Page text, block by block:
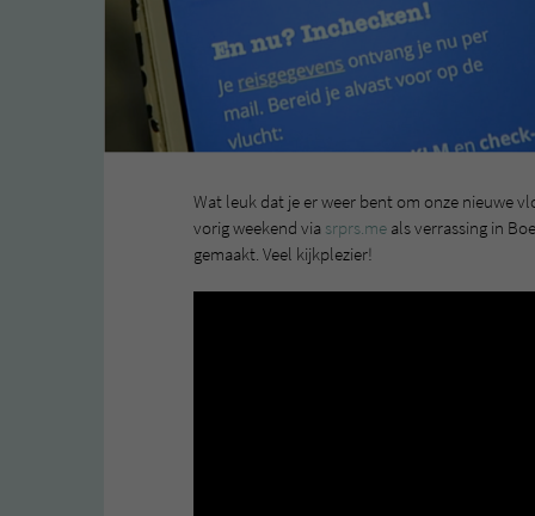
Wat leuk dat je er weer bent om onze nieuwe
vorig weekend via srprs.me als verrassing in
gemaakt. Veel kijkplezier!